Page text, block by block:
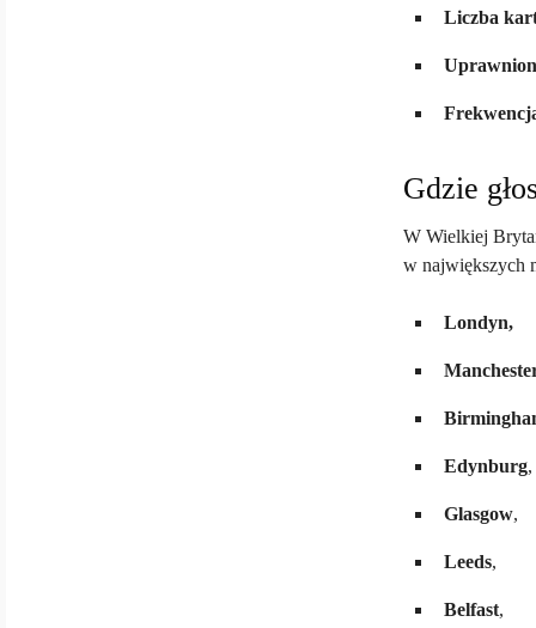
Liczba
Gdzie
W Wielkiej
w największych
Londyn,
Edynburg,
Glasgow,
Leeds,
Belfast,